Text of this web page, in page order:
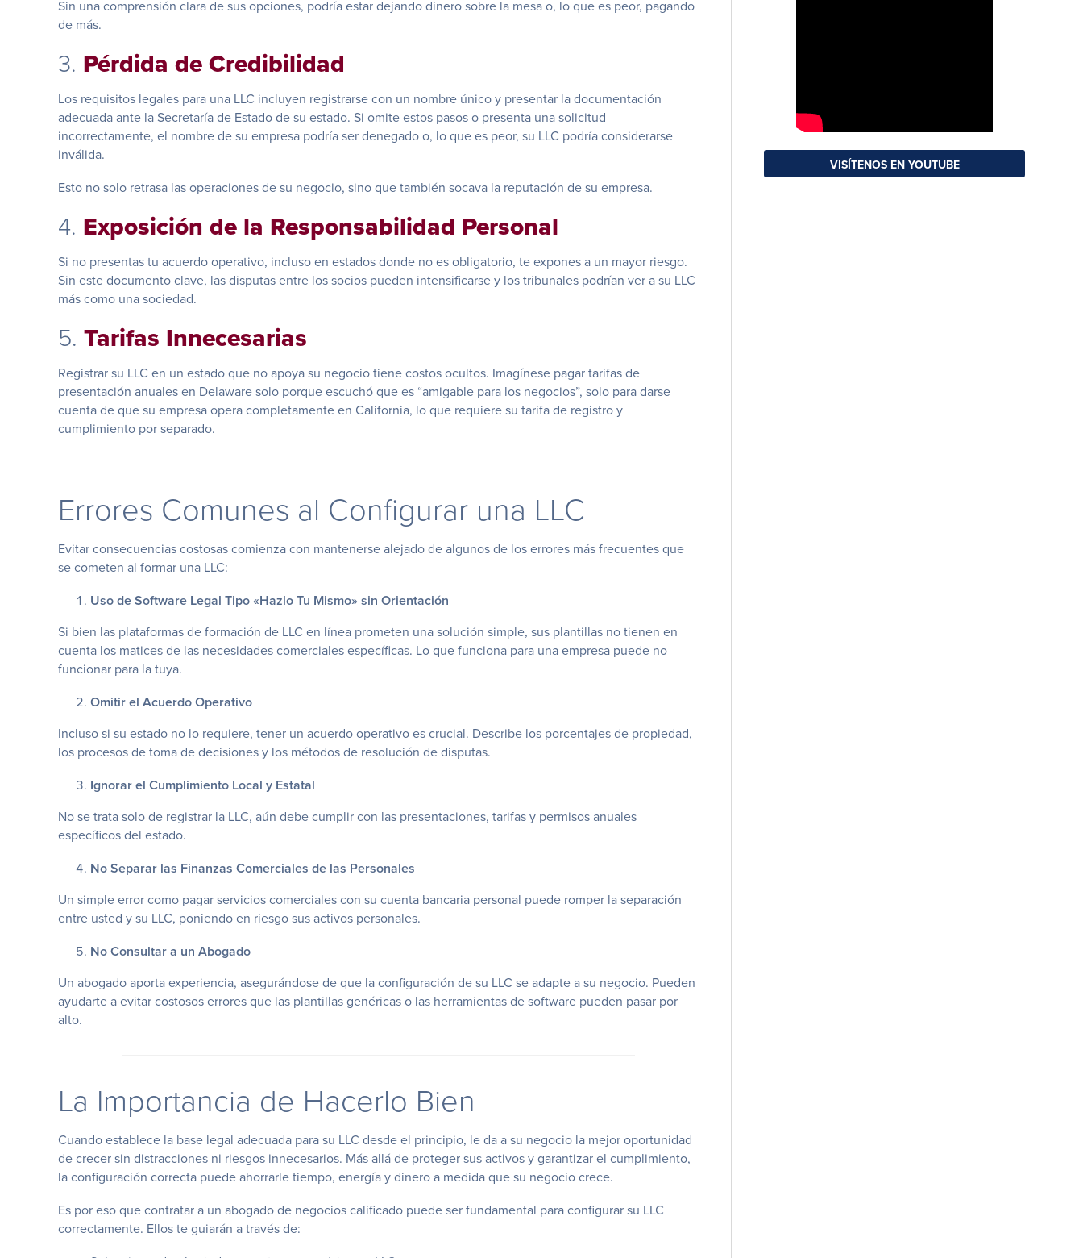
Sin una comprensión clara de sus opciones, podría estar dejando dinero sobre la mesa o, lo que es peor, pagando
de más.
3. Pérdida de Credibilidad
Los requisitos legales para una LLC incluyen registrarse con un nombre único y presentar la documentación
adecuada ante la Secretaría de Estado de su estado. Si omite estos pasos o presenta una solicitud
incorrectamente, el nombre de su empresa podría ser denegado o, lo que es peor, su LLC podría considerarse
inválida.
Esto no solo retrasa las operaciones de su negocio, sino que también socava la reputación de su empresa.
4. Exposición de la Responsabilidad Personal
Si no presentas tu acuerdo operativo, incluso en estados donde no es obligatorio, te expones a un mayor riesgo.
Sin este documento clave, las disputas entre los socios pueden intensificarse y los tribunales podrían ver a su LLC
más como una sociedad.
5. Tarifas Innecesarias
Registrar su LLC en un estado que no apoya su negocio tiene costos ocultos. Imagínese pagar tarifas de
presentación anuales en Delaware solo porque escuchó que es “amigable para los negocios”, solo para darse
cuenta de que su empresa opera completamente en California, lo que requiere su tarifa de registro y
cumplimiento por separado.
Errores Comunes al Configurar una LLC
Evitar consecuencias costosas comienza con mantenerse alejado de algunos de los errores más frecuentes que
se cometen al formar una LLC:
Uso de Software Legal Tipo «Hazlo Tu Mismo» sin Orientación
Si bien las plataformas de formación de LLC en línea prometen una solución simple, sus plantillas no tienen en
cuenta los matices de las necesidades comerciales específicas. Lo que funciona para una empresa puede no
funcionar para la tuya.
Omitir el Acuerdo Operativo
Incluso si su estado no lo requiere, tener un acuerdo operativo es crucial. Describe los porcentajes de propiedad,
los procesos de toma de decisiones y los métodos de resolución de disputas.
Ignorar el Cumplimiento Local y Estatal
No se trata solo de registrar la LLC, aún debe cumplir con las presentaciones, tarifas y permisos anuales
específicos del estado.
No Separar las Finanzas Comerciales de las Personales
Un simple error como pagar servicios comerciales con su cuenta bancaria personal puede romper la separación
entre usted y su LLC, poniendo en riesgo sus activos personales.
No Consultar a un Abogado
Un abogado aporta experiencia, asegurándose de que la configuración de su LLC se adapte a su negocio. Pueden
ayudarte a evitar costosos errores que las plantillas genéricas o las herramientas de software pueden pasar por
alto.
La Importancia de Hacerlo Bien
Cuando establece la base legal adecuada para su LLC desde el principio, le da a su negocio la mejor oportunidad
de crecer sin distracciones ni riesgos innecesarios. Más allá de proteger sus activos y garantizar el cumplimiento,
la configuración correcta puede ahorrarle tiempo, energía y dinero a medida que su negocio crece.
Es por eso que contratar a un abogado de negocios calificado puede ser fundamental para configurar su LLC
correctamente. Ellos te guiarán a través de:
VISÍTENOS EN YOUTUBE